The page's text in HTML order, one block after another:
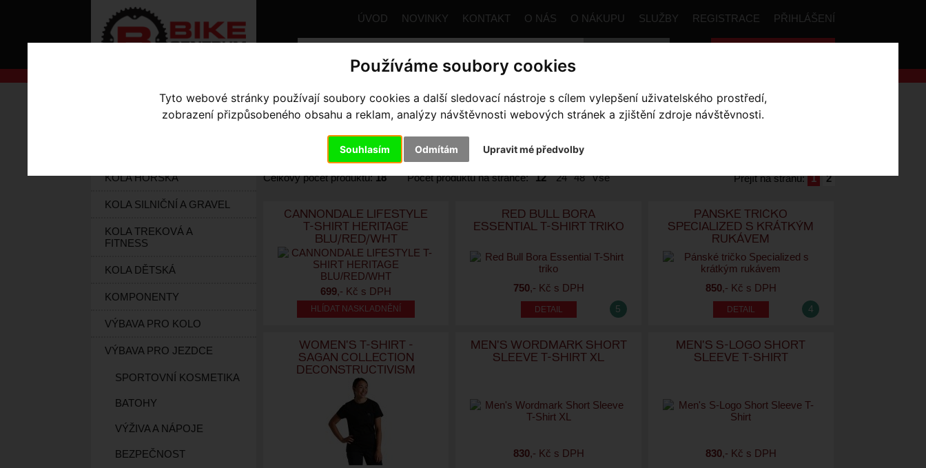
Používáme soubory cookies
Tyto webové stránky používají soubory cookies a další sledovací nástroje s cílem vylepšení uživatelského prostředí,
zobrazení přizpůsobeného obsahu a reklam, analýzy návštěvnosti webových stránek a zjištění zdroje návštěvnosti.
Souhlasím Odmítám Upravit mé předvolby
ÚVOD NOVINKY KONTAKT O NÁS O NÁKUPU SLUŽBY REGISTRACE PŘIHLÁŠENÍ
KOLA HORSKÁ
KOLA SILNIČNÍ A GRAVEL
KOLA TREKOVÁ A
FITNESS
KOLA DĚTSKÁ
KOMPONENTY
VÝBAVA PRO KOLO
VÝBAVA PRO JEZDCE
SPORTOVNÍ KOSMETIKA
BATOHY
VÝŽIVA A NÁPOJE
BEZPEČNOST
Úvodní strana Výbava pro jezdce Oblečení volnočasové
Trika
SKLADEM V OLOMOUCI
Seřadit podle: Ceny Názvu Data
Vybrat dle výrobce
Celkový počet produktů:18 Počet produktů na stránce: 12 24 48 Vše Přejít na stranu: 1 2
CANNONDALE LIFESTYLE
T-SHIRT HERITAGE
BLU/RED/WHT
699,- Kč s DPH
HLÍDAT NASKLADNĚNÍ
RED BULL BORA
ESSENTIAL T-SHIRT TRIKO
750,- Kč s DPH
5
PÁNSKÉ TRIČKO
SPECIALIZED S KRÁTKÝM
RUKÁVEM
850,- Kč s DPH
4
WOMEN'S T-SHIRT -
SAGAN COLLECTION
DECONSTRUCTIVISM
MEN'S WORDMARK SHORT
SLEEVE T-SHIRT XL
830,- Kč s DPH
MEN'S S-LOGO SHORT
SLEEVE T-SHIRT
830,- Kč s DPH